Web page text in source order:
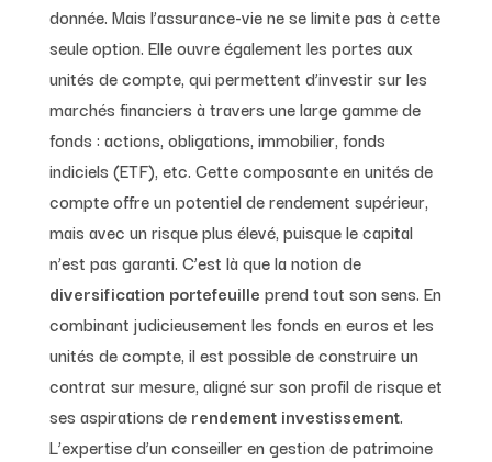
donnée. Mais l’assurance-vie ne se limite pas à cette
seule option. Elle ouvre également les portes aux
unités de compte, qui permettent d’investir sur les
marchés financiers à travers une large gamme de
fonds : actions, obligations, immobilier, fonds
indiciels (ETF), etc. Cette composante en unités de
compte offre un potentiel de rendement supérieur,
mais avec un risque plus élevé, puisque le capital
n’est pas garanti. C’est là que la notion de
diversification portefeuille prend tout son sens. En
combinant judicieusement les fonds en euros et les
unités de compte, il est possible de construire un
contrat sur mesure, aligné sur son profil de risque et
ses aspirations de rendement investissement.
L’expertise d’un conseiller en gestion de patrimoine